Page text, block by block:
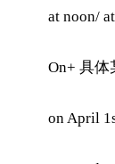
at noon/ at
On+ 具体
on April